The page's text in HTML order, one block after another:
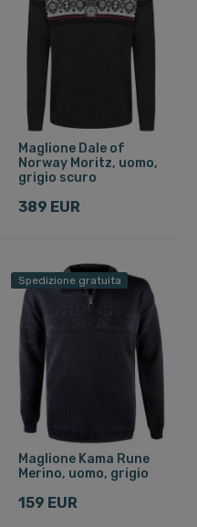
Maglione Dale of
Norway Moritz, uomo,
grigio scuro
389 EUR
Spedizione gratuita
Maglione Kama Rune
Merino, uomo, grigio
159 EUR